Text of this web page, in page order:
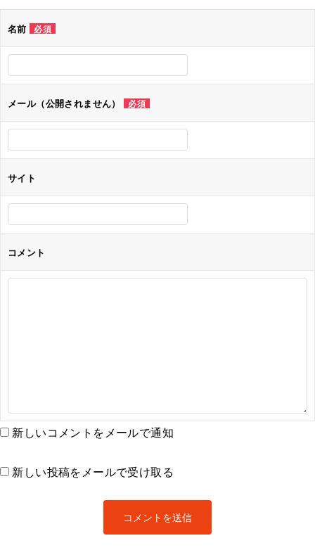
シ
名前 必須
メール（公開されません） 必須
サイト
コメント
新しいコメントをメールで通知
新しい投稿をメールで受け取る